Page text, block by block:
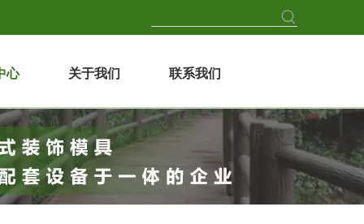
心 关于我们 联系我们